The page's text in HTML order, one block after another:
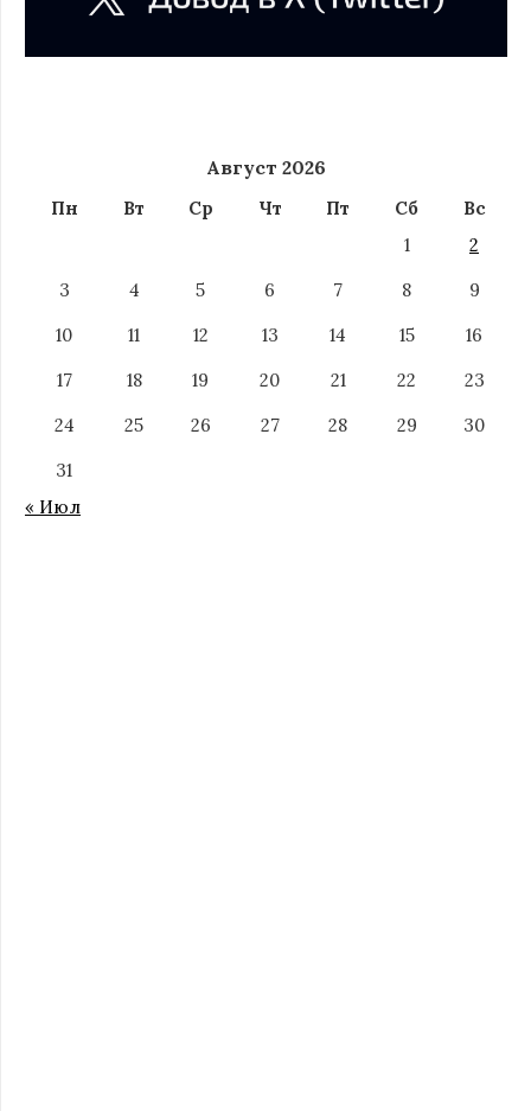
Август 2026
Пн Вт Ср Чт Пт Сб
Вс
1
2
3
4 5 6 7 8
9
10
11 12 13 14 15
16
17
18 19 20 21 22
23
24
25 26 27 28 29
30
31
« Июл